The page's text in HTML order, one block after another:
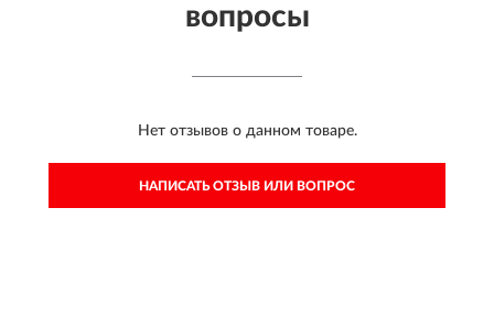
вопросы
Нет отзывов о данном товаре.
НАПИСАТЬ ОТЗЫВ ИЛИ ВОПРОС